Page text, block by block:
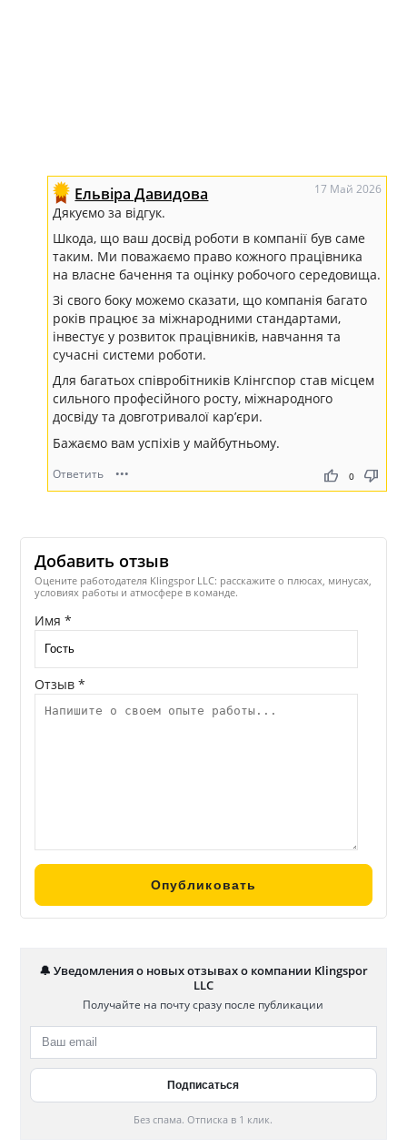
Ельвіра Давидова 17 Май 2026
Дякуємо за відгук.
Шкода, що ваш досвід роботи в компанії був саме
таким. Ми поважаємо право кожного працівника
на власне бачення та оцінку робочого середовища.
Зі свого боку можемо сказати, що компанія багато
років працює за міжнародними стандартами,
інвестує у розвиток працівників, навчання та
сучасні системи роботи.
Для багатьох співробітників Клінгспор став місцем
сильного професійного росту, міжнародного
досвіду та довготривалої кар’єри.
Бажаємо вам успіхів у майбутньому.
Ответить ••• thumb_up thumb_down
0
Добавить отзыв
Оцените работодателя Klingspor LLC: расскажите о плюсах, минусах,
условиях работы и атмосфере в команде.
Имя *
Отзыв *
🔔 Уведомления о новых отзывах о компании Klingspor
LLC
Получайте на почту сразу после публикации
Без спама. Отписка в 1 клик.